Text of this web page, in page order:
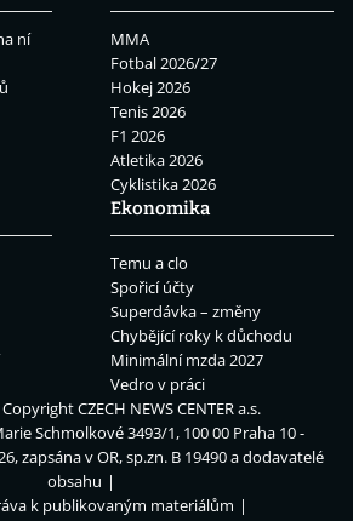
ní
MMA
Fotbal 2026/27
Hokej 2026
Tenis 2026
F1 2026
Atletika 2026
Cyklistika 2026
Ekonomika
Temu a clo
Spořicí účty
Superdávka – změny
Chybějící roky k důchodu
Minimální mzda 2027
Vedro v práci
CopyrightCZECH NEWS CENTER a.s.
Schmolkové 3493/1, 100 00 Praha 10 -
zapsána v OR, sp.zn. B 19490 a dodavatelé
obsahu
k publikovaným materiálům